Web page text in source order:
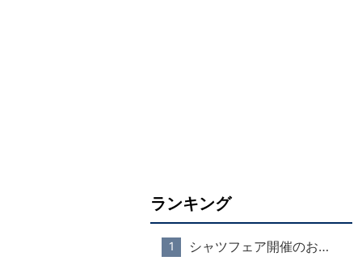
ランキング
シャツフェア開催のお知らせ